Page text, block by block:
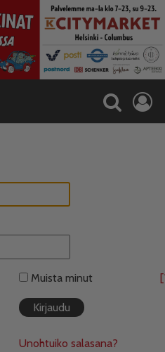
Muista minut
Unohtuiko salasana?